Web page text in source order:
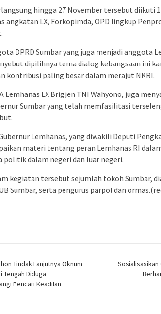
hingga 27 November tersebut diikuti
angkatan LX, Forkopimda, OPD lingkup
DPRD Sumbar yang juga menjadi anggota
dipilihnya tema dialog kebangsaan ini
kontribusi paling besar dalam merajut NKRI.
Lemhanas LX Brigjen TNI Wahyono, juga
Sumbar yang telah memfasilitasi
Lemhanas, yang diwakili Deputi
materi tentang peran Lemhanas RI
politik dalam negeri dan luar negeri.
kegiatan tersebut sejumlah tokoh Sumbar,
Sumbar, serta pengurus parpol dan
Tindak Lanjutnya Oknum
Tengah Diduga
Pencari Keadilan
Sosialisasikan